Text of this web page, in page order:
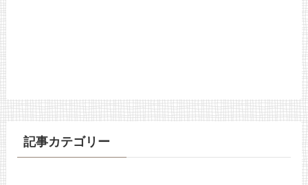
記事カテゴリー